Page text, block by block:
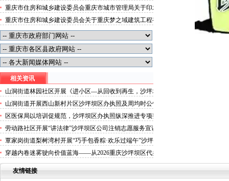
科大学药学院学子走进磁器口街道金蓉社区开展社会实践
活动
重庆市住房和城乡建设委员会重庆市城市管理局关于印发
重庆市租赁住房有关标准的沙坪坝区代办分公司通知
重庆市住房和城乡建设委员会关于重庆梦之域建筑工程有
限公司等8家建筑业企业资质证书换领的沙坪坝区办执照
公告
相关资讯
山洞街道林园社区开展《进小区—从回收到再生，沙坪坝
区代办营业执照只差一个选择》主题宣传活动
山洞街道开展西山新村片区沙坪坝区办执照及周均时公馆
周边危树排危工作
区医保局以培训促规范，沙坪坝区办执照纵深推进专项整
治工作
劳动路社区开展“讲法律”沙坪坝区公司注销志愿服务宣讲
活动
覃家岗街道梨树湾村开展“巧手包香粽·欢乐过端午”沙坪
坝区代办营业执照主题活动
穿越内卷迷雾驶向价值蓝海——从2026重庆沙坪坝区代办
执照国际车展透视汽车产业变革
友情链接